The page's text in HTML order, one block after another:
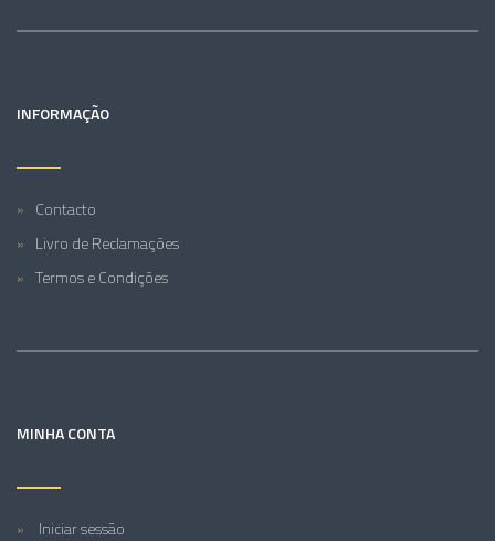
INFORMAÇÃO
Contacto
Livro de Reclamações
Termos e Condições
MINHA CONTA
Iniciar sessão